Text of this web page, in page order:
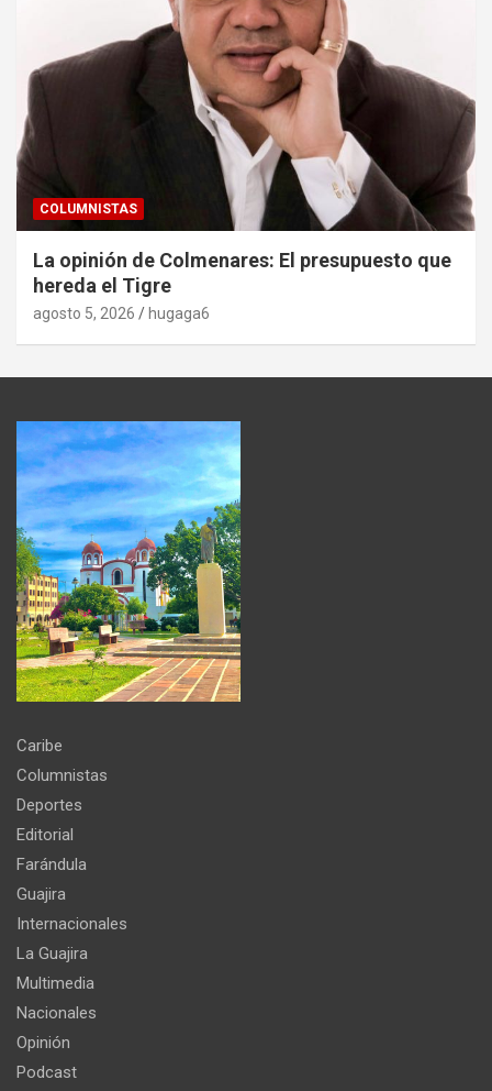
COLUMNISTAS
La opinión de Colmenares: El presupuesto que
hereda el Tigre
agosto 5, 2026 hugaga6
Caribe
Columnistas
Deportes
Editorial
Farándula
Guajira
Internacionales
La Guajira
Multimedia
Nacionales
Opinión
Podcast